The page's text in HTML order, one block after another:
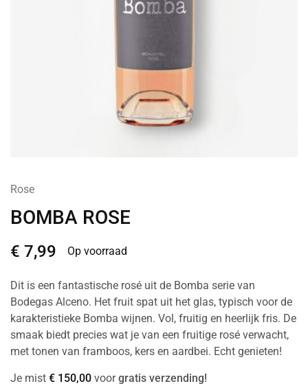
Rose
BOMBA ROSE
€ 7,99 Op voorraad
Dit is een fantastische rosé uit de Bomba serie van
Bodegas Alceno. Het fruit spat uit het glas, typisch voor de
karakteristieke Bomba wijnen. Vol, fruitig en heerlijk fris. De
smaak biedt precies wat je van een fruitige rosé verwacht,
met tonen van framboos, kers en aardbei. Echt genieten!
Je mist € 150,00 voorgratis verzending!